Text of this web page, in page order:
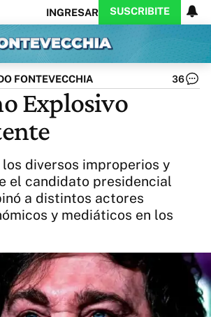
INGRESAR SUSCRIBITE
Ahora
Opinión
Protagonistas
Arte
Educación
Exitoina
Córdoba
Reperfilar
Noticias
Caras
Gaming
Vivo
FONTEVECCHIA 36
Explosivo
diversos improperios y
el candidato presidencial
a distintos actores
y mediáticos en los